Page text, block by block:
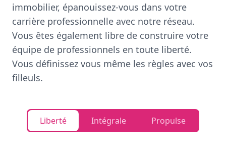
immobilier, épanouissez-vous dans votre
carrière professionnelle avec notre réseau.
Vous êtes également libre de construire votre
équipe de professionnels en toute liberté.
Vous définissez vous même les règles avec vos
filleuls.
Liberté Intégrale Propulse